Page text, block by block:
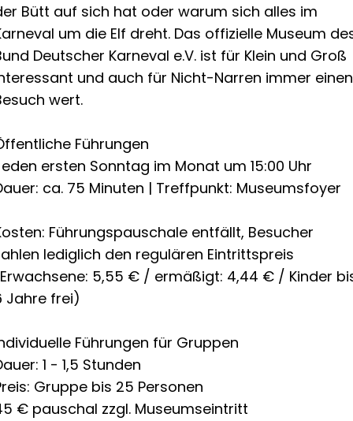
Bütt auf sich hat oder warum sich alles im
um die Elf dreht. Das offizielle Museum
Deutscher Karneval e.V. ist für Klein und Groß
und auch für Nicht-Narren immer einen
wert.
Führungen
ersten Sonntag im Monat um 15:00 Uhr
ca. 75 Minuten | Treffpunkt: Museumsfoyer
Führungspauschale entfällt, Besucher
lediglich den regulären Eintrittspreis
5,55 € / ermäßigt: 4,44 € / Kinder
Jahre frei)
Führungen für Gruppen
1 - 1,5 Stunden
Gruppe bis 25 Personen
€ pauschal zzgl. Museumseintritt